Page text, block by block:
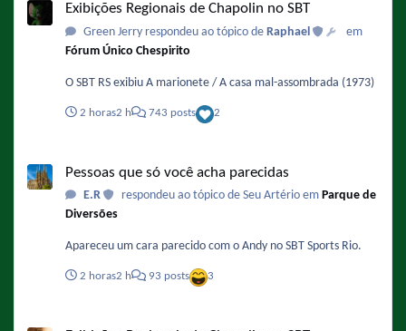
Exibições Regionais de Chapolin no SBT
Green Jerry respondeu ao tópico de Raphael
em
Fórum Único Chespirito
O SBT RS exibiu A marionete / A casa mal-assombrada (1973)
2 horas2 h 743 posts 2
Pessoas que só você acha parecidas
E.R respondeu ao tópico de Seu Artério em Parque de
Diversões
Apareceu um cara parecido com o Andy no SBT Sports Rio.
2 horas2 h 93 posts 3